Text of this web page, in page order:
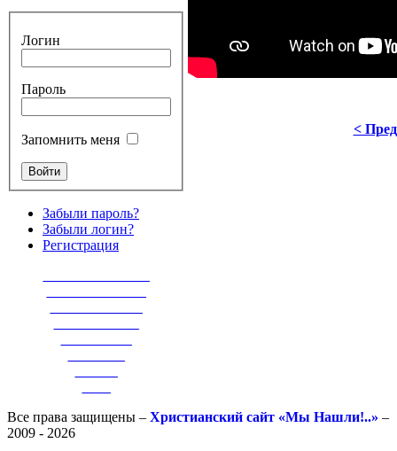
Логин
Пароль
Запомнить меня
Забыли пароль?
Забыли логин?
Регистрация
<
Все права защищены – Христианский сайт «Мы Нашли!..» –
2009 - 2026